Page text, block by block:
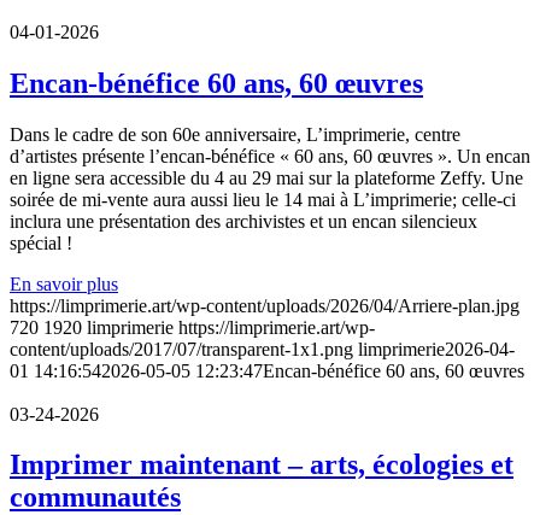
04-01-2026
Encan-bénéfice 60 ans, 60 œuvres
Dans le cadre de son 60e anniversaire, L’imprimerie, centre
d’artistes présente l’encan-bénéfice « 60 ans, 60 œuvres ». Un encan
en ligne sera accessible du 4 au 29 mai sur la plateforme Zeffy. Une
soirée de mi-vente aura aussi lieu le 14 mai à L’imprimerie; celle-ci
inclura une présentation des archivistes et un encan silencieux
spécial !
En savoir plus
https://limprimerie.art/wp-content/uploads/2026/04/Arriere-plan.jpg
720 1920 limprimerie https://limprimerie.art/wp-
content/uploads/2017/07/transparent-1x1.png limprimerie2026-04-
01 14:16:542026-05-05 12:23:47Encan-bénéfice 60 ans, 60 œuvres
03-24-2026
Imprimer maintenant – arts, écologies et
communautés